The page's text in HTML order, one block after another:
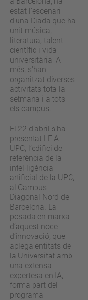
estat l'escenari
d'una Diada que ha
unit música,
literatura, talent
científic i vida
universitària. A
més, s'han
organitzat diverses
activitats tota la
setmana i a tots
els campus.
El 22 d’abril s’ha
presentat LEIA
UPC, l’edifici de
referència de la
intel·ligència
artificial de la UPC,
al Campus
Diagonal Nord de
Barcelona. La
posada en marxa
d’aquest node
d’innovació, que
aplega entitats de
la Universitat amb
una extensa
expertesa en IA,
forma part del
programa